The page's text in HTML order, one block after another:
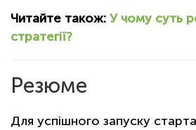
Читайте також: У чому суть
стратегії?
Резюме
Для успішного запуску